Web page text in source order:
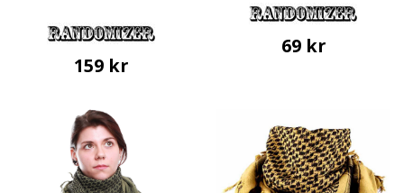
159 kr
69 kr